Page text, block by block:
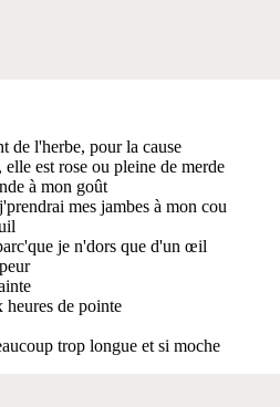
de l'herbe, pour la cause
est rose ou pleine de merde
à mon goût
mes jambes à mon cou
je n'dors que d'un œil
heures de pointe
trop longue et si moche